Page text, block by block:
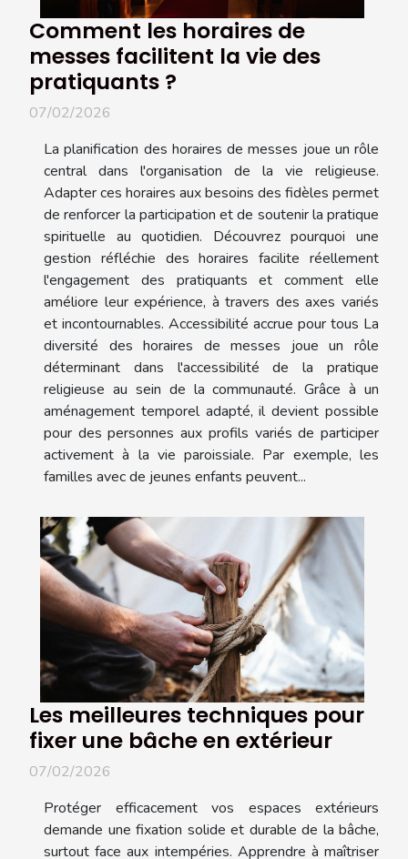
Comment les horaires de
messes facilitent la vie des
pratiquants ?
07/02/2026
La planification des horaires de messes joue un rôle
central dans l'organisation de la vie religieuse.
Adapter ces horaires aux besoins des fidèles permet
de renforcer la participation et de soutenir la pratique
spirituelle au quotidien. Découvrez pourquoi une
gestion réfléchie des horaires facilite réellement
l'engagement des pratiquants et comment elle
améliore leur expérience, à travers des axes variés
et incontournables. Accessibilité accrue pour tous La
diversité des horaires de messes joue un rôle
déterminant dans l'accessibilité de la pratique
religieuse au sein de la communauté. Grâce à un
aménagement temporel adapté, il devient possible
pour des personnes aux profils variés de participer
activement à la vie paroissiale. Par exemple, les
familles avec de jeunes enfants peuvent...
Les meilleures techniques pour
fixer une bâche en extérieur
07/02/2026
Protéger efficacement vos espaces extérieurs
demande une fixation solide et durable de la bâche,
surtout face aux intempéries. Apprendre à maîtriser